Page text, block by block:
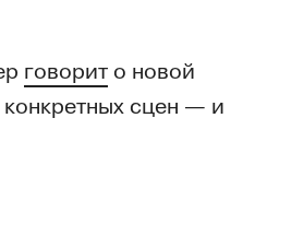
говорит о новой
сцен — и